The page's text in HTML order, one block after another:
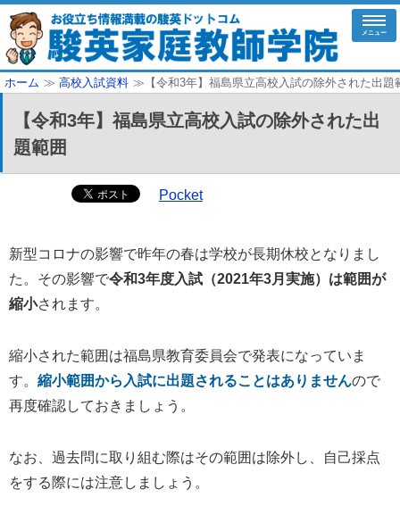
メニュー
ホーム ≫ 高校入試資料 ≫【令和3年】福島県立高校入試の除外された出題
【令和3年】福島県立高校入試の除外された出
題範囲
Pocket
新型コロナの影響で昨年の春は学校が長期休校となりまし
た。その影響で令和3年度入試（2021年3月実施）は範囲が
縮小されます。
縮小された範囲は福島県教育委員会で発表になっていま
す。 縮小範囲から入試に出題されることはありませんので
再度確認しておきましょう。
なお、過去問に取り組む際はその範囲は除外し、自己採点
をする際には注意しましょう。